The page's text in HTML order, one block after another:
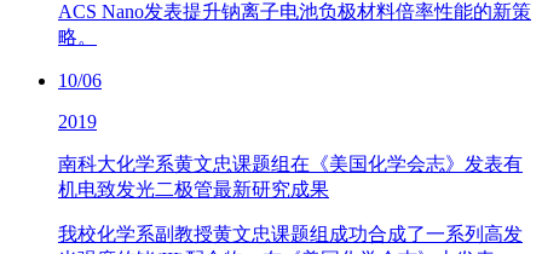
ACS Nano发表提升钠离子电池负极材料倍率性能的新策
略。
10/06
2019
南科大化学系黄文忠课题组在《美国化学会志》发表有
机电致发光二极管最新研究成果
我校化学系副教授黄文忠课题组成功合成了一系列高发